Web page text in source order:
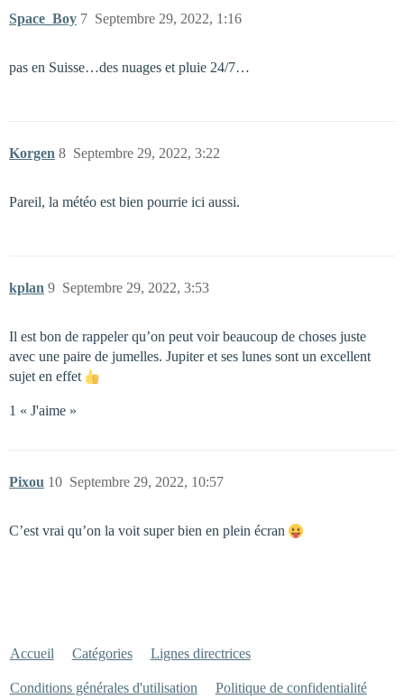
Space_Boy Septembre 29, 2022, 1:16
7
pas en Suisse…des nuages et pluie 24/7…
Korgen Septembre 29, 2022, 3:22
8
Pareil, la météo est bien pourrie ici aussi.
kplan Septembre 29, 2022, 3:53
9
Il est bon de rappeler qu’on peut voir beaucoup de choses juste
avec une paire de jumelles. Jupiter et ses lunes sont un excellent
sujet en effet
1 « J'aime »
Pixou Septembre 29, 2022, 10:57
10
C’est vrai qu’on la voit super bien en plein écran
Accueil Catégories Lignes directrices
Conditions générales d'utilisation Politique de confidentialité